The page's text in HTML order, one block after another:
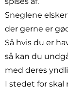
Sneglene
der gerne er
Så hvis du er
så kan du
med deres
I stedet for skal